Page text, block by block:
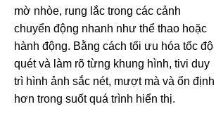
mờ nhòe, rung lắc trong các cảnh
chuyển động nhanh như thể thao hoặc
hành động. Bằng cách tối ưu hóa tốc độ
quét và làm rõ từng khung hình, tivi duy
trì hình ảnh sắc nét, mượt mà và ổn định
hơn trong suốt quá trình hiển thị.